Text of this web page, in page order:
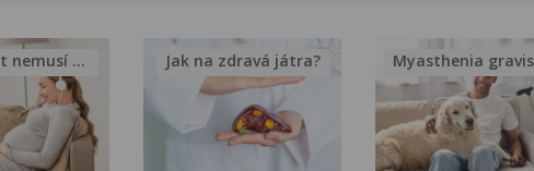
Nevolnost nemusí být nutnou... Jak na zdravá játra?